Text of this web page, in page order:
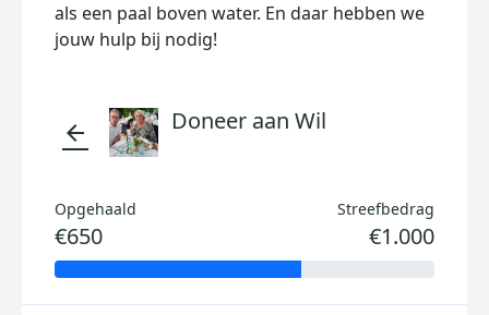
als een paal boven water. En daar hebben we
jouw hulp bij nodig!
arrow_back Doneer aan Wil
Opgehaald
€650
Streefbedrag
€1.000